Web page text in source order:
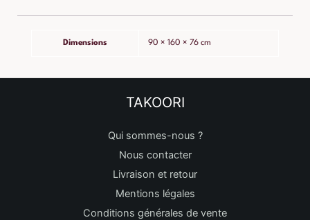
Dimensions 90 × 160 × 76 cm
TAKOORI
Qui sommes-nous ?
Nous contacter
Livraison et retour
Mentions légales
Conditions générales de vente